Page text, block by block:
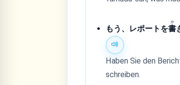
もう、レポートを書
か
Haben Sie den
schreiben.